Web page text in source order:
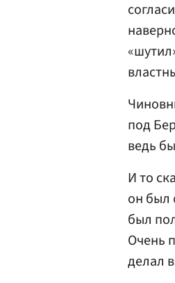
под
ведь
И то
он был
был
Очень
делал